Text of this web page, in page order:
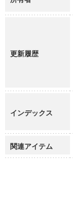
更新履歴
インデックス
関連アイテム